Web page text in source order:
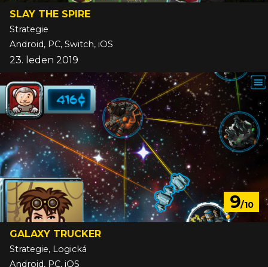
SLAY THE SPIRE
Strategie
Android, PC, Switch, iOS
23. leden 2019
9/10
GALAXY TRUCKER
Strategie, Logická
Android, PC, iOS